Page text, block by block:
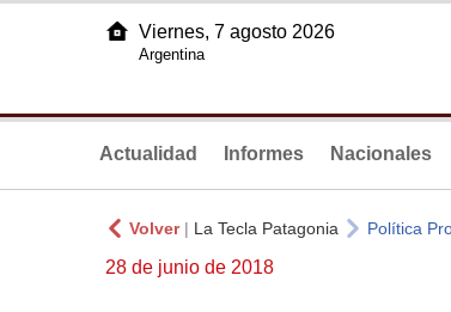
Viernes, 7 agosto 2026
Argentina
Actualidad Informes Nacionales
Volver| La Tecla Patagonia Política
28 de junio de 2018